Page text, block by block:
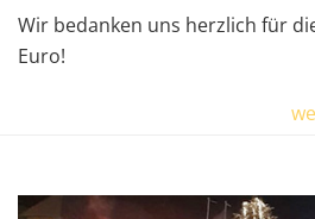
Wir bedanken uns herzlich für
Euro!